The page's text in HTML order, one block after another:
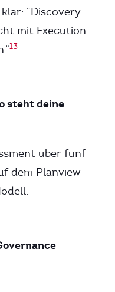
“Discovery-
mit Execution-
13
steht deine
über fünf
dem Planview